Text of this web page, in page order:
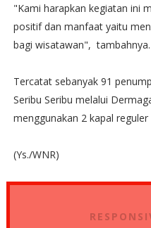
"Kami harapkan kegiatan ini
positif dan manfaat yaitu
bagi wisatawan", tambahnya.
Tercatat sebanyak 91
Seribu Seribu melalui
menggunakan 2 kapal
(Ys./WNR)